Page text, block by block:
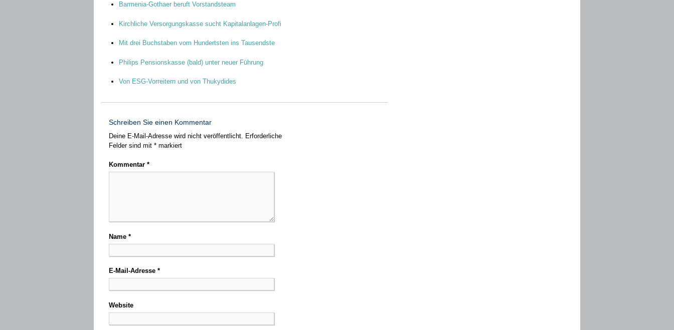
Barmenia-Gothaer beruft Vorstandsteam
Kirchliche Versorgungskasse sucht Kapitalanlagen-Profi
Mit drei Buchstaben vom Hundertsten ins Tausendste
Philips Pensionskasse (bald) unter neuer Führung
Von ESG-Vorreitern und von Thukydides
Schreiben Sie einen Kommentar
Deine E-Mail-Adresse wird nicht veröffentlicht. Erforderliche
Felder sind mit * markiert
Kommentar *
Name *
E-Mail-Adresse *
Website